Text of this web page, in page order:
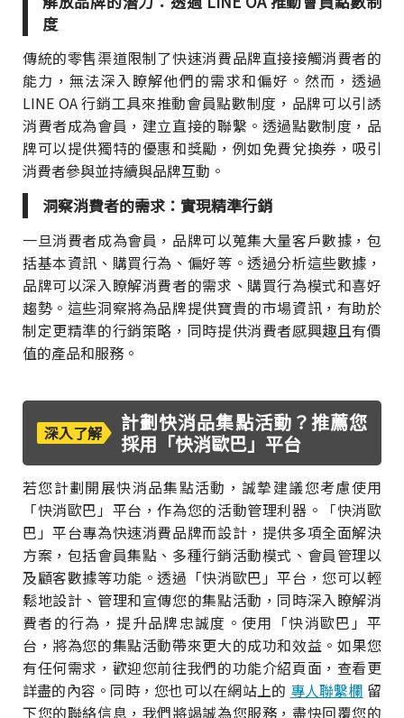
度
傳統的零售渠道限制了快速消費品牌直接接觸消費者的
能力，無法深入瞭解他們的需求和偏好。然而，透過
LINE OA 行銷工具來推動會員點數制度，品牌可以引誘
消費者成為會員，建立直接的聯繫。透過點數制度，品
牌可以提供獨特的優惠和獎勵，例如免費兌換券，吸引
消費者參與並持續與品牌互動。
洞察消費者的需求：實現精準行銷
一旦消費者成為會員，品牌可以蒐集大量客戶數據，包
括基本資訊、購買行為、偏好等。透過分析這些數據，
品牌可以深入瞭解消費者的需求、購買行為模式和喜好
趨勢。這些洞察將為品牌提供寶貴的市場資訊，有助於
制定更精準的行銷策略，同時提供消費者感興趣且有價
值的產品和服務。
深入了解
計劃快消品集點活動？推薦您
採用「快消歐巴」平台
若您計劃開展快消品集點活動，誠摯建議您考慮使用
「快消歐巴」平台，作為您的活動管理利器。「快消歐
巴」平台專為快速消費品牌而設計，提供多項全面解決
方案，包括會員集點、多種行銷活動模式、會員管理以
及顧客數據等功能。透過「快消歐巴」平台，您可以輕
鬆地設計、管理和宣傳您的集點活動，同時深入瞭解消
費者的行為，提升品牌忠誠度。使用「快消歐巴」平
台，將為您的集點活動帶來更大的成功和效益。如果您
有任何需求，歡迎您前往我們的功能介紹頁面，查看更
詳盡的內容。同時，您也可以在網站上的 專人聯繫欄 留
下您的聯絡信息，我們將竭誠為您服務，盡快回覆您的